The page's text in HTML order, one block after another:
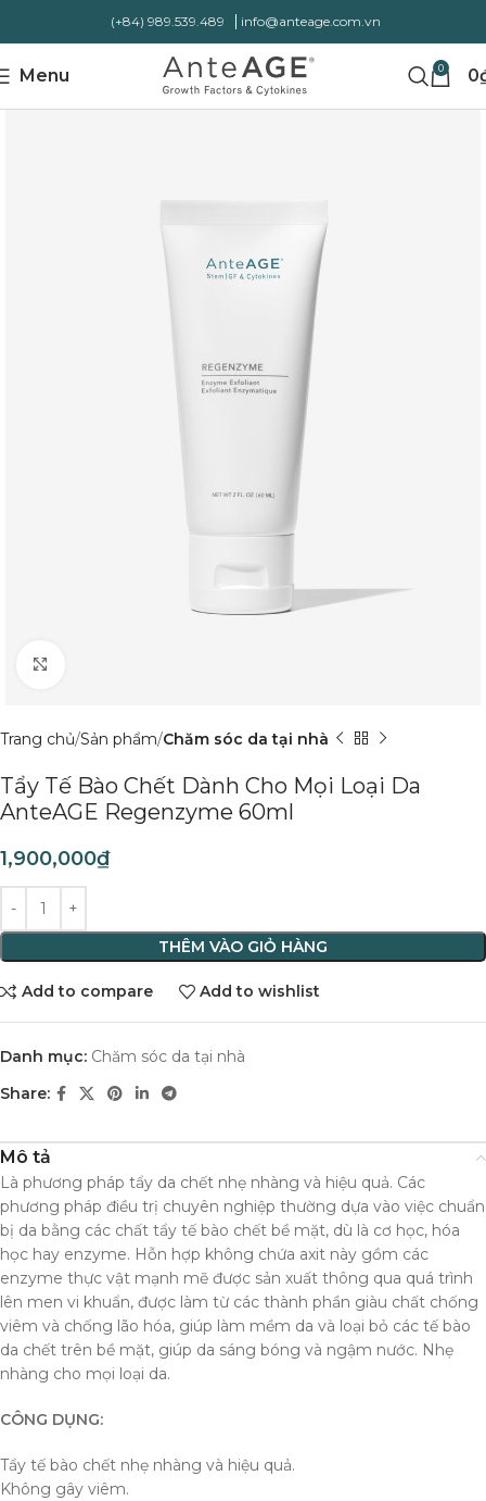
(+84) 989.539.489 info@anteage.com.vn
Menu 0 0
Trang chủ Sản phẩm Chăm sóc da tại nhà
Tẩy Tế Bào Chết Dành Cho Mọi Loại Da
AnteAGE Regenzyme 60ml
1,900,000₫
THÊM VÀO GIỎ HÀNG
Add to compare Add to wishlist
Danh mục: Chăm sóc da tại nhà
Share:
Mô tả
Là phương pháp tẩy da chết nhẹ nhàng và hiệu quả. Các
phương pháp điều trị chuyên nghiệp thường dựa vào việc chuẩn
bị da bằng các chất tẩy tế bào chết bề mặt, dù là cơ học, hóa
học hay enzyme. Hỗn hợp không chứa axit này gồm các
enzyme thực vật mạnh mẽ được sản xuất thông qua quá trình
lên men vi khuẩn, được làm từ các thành phần giàu chất chống
viêm và chống lão hóa, giúp làm mềm da và loại bỏ các tế bào
da chết trên bề mặt, giúp da sáng bóng và ngậm nước. Nhẹ
nhàng cho mọi loại da.
CÔNG DỤNG:
Tẩy tế bào chết nhẹ nhàng và hiệu quả.
Không gây viêm.